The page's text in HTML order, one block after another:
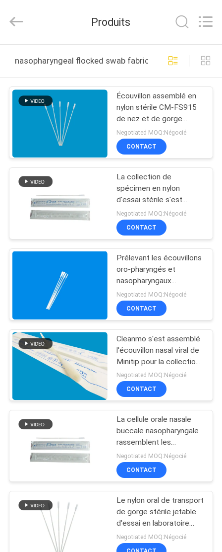
PRODUITS
NOUS
VISITE
D'USINE
CONTRÔLE
QUALITÉ
CONTACTEZ-
NOUS
NOUVELLES
UNE
CITATION
PLAN
SITE
PRIVACY
Technology
Rights
Produits
nasopharyngeal flocked swab fabrication en ligne
Écouvillon assemblé en
nylon stérile CM-FS915
de nez et de gorge
d'Iclean
Negotiated MOQ:Négocié
CONTACT
La collection de
spécimen en nylon
d'essai stérile s'est
assemblée le transport
nasopharyngal
d'échantillon d'écouvillon
Negotiated MOQ:Négocié
CONTACT
Prélevant les écouvillons
oro-pharyngés et
nasopharyngaux
assemblés en nylon de
gorge d'essai de
transport d'ADN
Negotiated MOQ:Négocié
CONTACT
Cleanmo s'est assemblé
l'écouvillon nasal viral de
Minitip pour la collection
de échantillonnage
nasopharyngale CM-
FS913
Negotiated MOQ:Négocié
CONTACT
La cellule orale nasale
buccale nasopharyngale
rassemblent les
écouvillons assemblés
en nylon de laboratoire
de grippe d'astuce
Negotiated MOQ:Négocié
CONTACT
Le nylon oral de transport
de gorge stérile jetable
d'essai en laboratoire
s'est assemblé
l'écouvillon nasal médical
Negotiated MOQ:Négocié